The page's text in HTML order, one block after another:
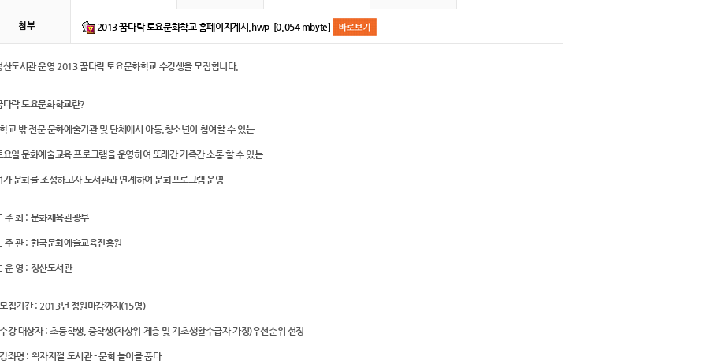
첨부 2013 꿈다락 토요문화학교 홈페이지게시.hwp [0.054 mbyte]
산도서관 운영 2013 꿈다락 토요문화학교 수강생을 모집합니다.
다락 토요문화학교란?
교 밖 전문 문화예술기관 및 단체에서 아동.청소년이 참여할 수 있는
요일 문화예술교육 프로그램을 운영하여 또래간 가족간 소통 할 수 있는
가 문화를 조성하고자 도서관과 연계하여 문화프로그램 운영
주 최 : 문화체육관광부
주 관 : 한국문화예술교육진흥원
운 영 : 정산도서관
집기간 : 2013년 정원마감까지(15명)
강 대상자 : 초등학생, 중학생(차상위 계층 및 기초생활수급자 가정)우선순위 선정
좌명 : 왁자지껄 도서관 - 문학 놀이를 품다